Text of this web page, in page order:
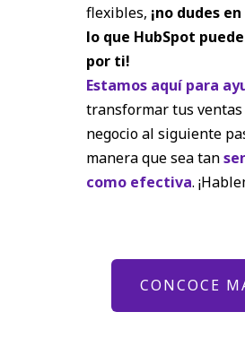
flexibles, ¡no dudes
lo que HubSpot
por ti!
Estamos aquí para
transformar tus
negocio al siguiente
manera que sea tan
como efectiva.
CONCOCE